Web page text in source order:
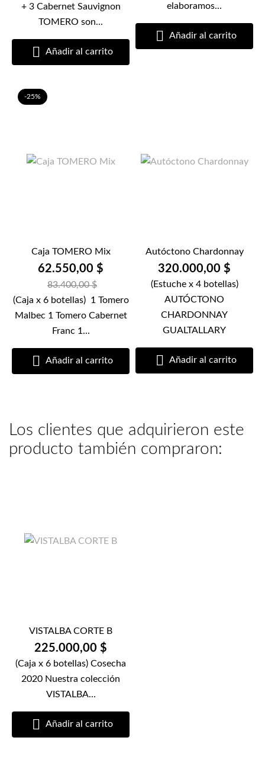
+ 3 Cabernet Sauvignon
TOMERO son...
 Añadir al carrito
elaboramos...
 Añadir al carrito
-25%
Caja TOMERO Mix
62.550,00 $
83.400,00 $
(Caja x 6 botellas) 1 Tomero
Malbec 1 Tomero Cabernet
Franc 1...
 Añadir al carrito
Autóctono Chardonnay
320.000,00 $
(Estuche x 4 botellas)
AUTÓCTONO
CHARDONNAY
GUALTALLARY
 Añadir al carrito
Los clientes que adquirieron este
producto también compraron:
VISTALBA CORTE B
225.000,00 $
(Caja x 6 botellas) Cosecha
2020 Nuestra colección
VISTALBA...
 Añadir al carrito